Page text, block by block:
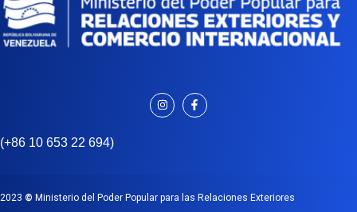
(+86 10 653 22 694)
2023 © Ministerio del Poder Popular para las Relaciones Exteriores